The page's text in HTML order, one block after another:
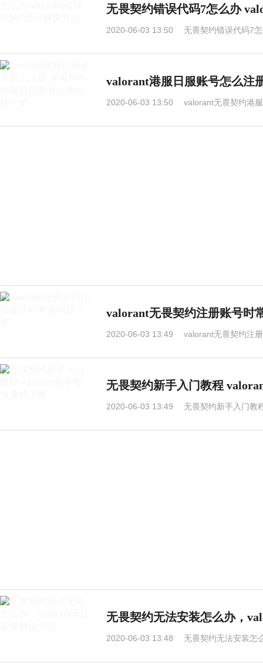
无畏契约错误代码7怎么办
2020-06-03 13:50 无畏契约错误代码7
valorant港服日服账号怎么注
2020-06-03 13:50 valorant无畏契约港
valorant无畏契约注册账号时
2020-06-03 13:49 valorant无畏契约注
无畏契约新手入门教程
2020-06-03 13:49 无畏契约新手入门教
无畏契约无法安装怎么办，
2020-06-03 13:48 无畏契约无法安装怎